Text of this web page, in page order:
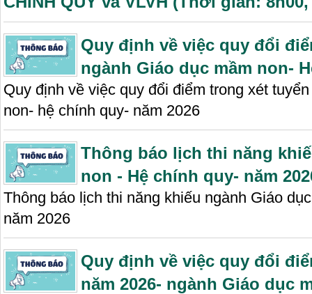
Quy định về việc quy đổi
ngành Giáo dục mầm non-
Quy định về việc quy đổi điểm trong xét
non- hệ chính quy- năm 2026
Thông báo lịch thi năng
non - Hệ chính quy- năm
Thông báo lịch thi năng khiếu ngành Giáo
năm 2026
Quy định về việc quy đổi
năm 2026- ngành Giáo dục